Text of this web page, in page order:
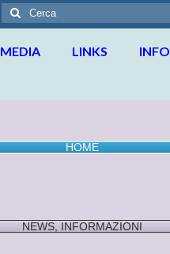
Cerca:
MEDIA LINKS INFO
HOME
NEWS, INFORMAZIONI